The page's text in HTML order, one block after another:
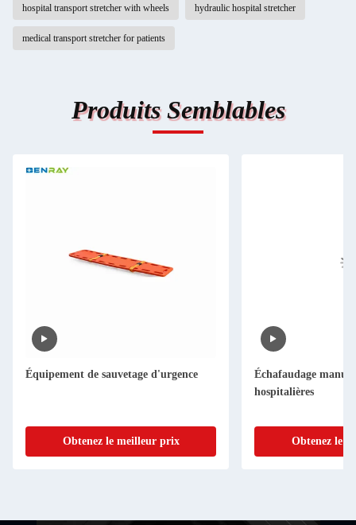
hospital transport stretcher with wheels hydraulic hospital stretcher
medical transport stretcher for patients
Produits Semblables
Équipement de sauvetage d'urgence
Obtenez le meilleur prix
Échafaudage
hospitalières
Obtenez le